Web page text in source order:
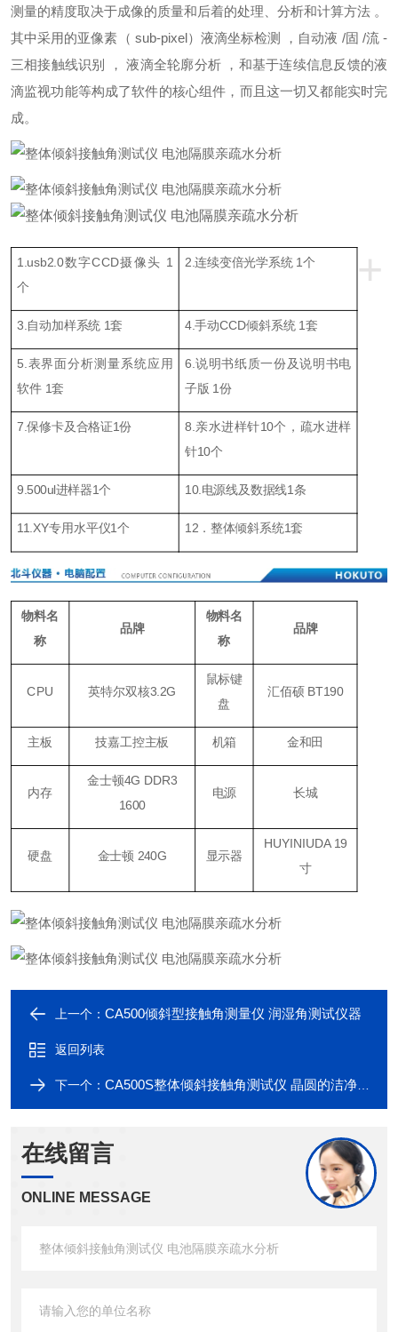
测量的精度取决于成像的质量和后着的处理、分析和计算方法 。
其中采用的亚像素（ sub-pixel）液滴坐标检测 ，自动液 /固 /流 -
三相接触线识别 ， 液滴全轮廓分析 ，和基于连续信息反馈的液
滴监视功能等构成了软件的核心组件，而且这一切又都能实时完
成。
+
1.usb2.0数字CCD摄像头 1
个
2.连续变倍光学系统 1个
3.自动加样系统 1套 4.手动CCD倾斜系统 1套
5.表界面分析测量系统应用
软件 1套
6.说明书纸质一份及说明书电
子版 1份
7.保修卡及合格证1份
8.亲水进样针10个，疏水进样
针10个
9.500ul进样器1个 10.电源线及数据线1条
11.XY专用水平仪1个 12．整体倾斜系统1套
物料名
称
品牌
物料名
称
品牌
CPU 英特尔双核3.2G
鼠标键
盘
汇佰硕 BT190
主板 技嘉工控主板 机箱 金和田
内存
金士顿4G DDR3
1600
电源 长城
硬盘 金士顿 240G 显示器
HUYINIUDA 19
寸
上一个： CA500倾斜型接触角测量仪 润湿角测试仪器
返回列表
下一个： CA500S整体倾斜接触角测试仪 晶圆的洁净度测量
在线留言
ONLINE MESSAGE